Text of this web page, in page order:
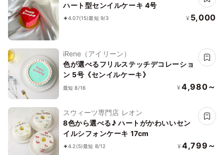
ハート型センイルケーキ 4号
4.07(15)最短 9/3 ¥ 5,000
iRene（アイリーン）
色が選べるフリルステッチデコレーショ
ン 5号《センイルケーキ》
最短 8/16 ¥ 4,980～
スウィーツ専門店 レオン
8色から選べる♪ ハートがかわいいセン
イルシフォンケーキ 17cm
4.2(5)最短 8/12 ¥ 4,799～